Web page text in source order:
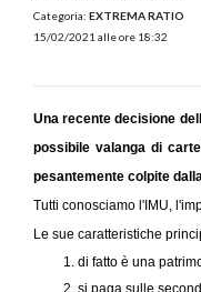
Categoria: EXTREMA RATIO
15/02/2021 alle ore 18:32
Una recente decisione
possibile valanga di
pesantemente colpite
Tutti conosciamo l'IMU,
Le sue caratteristiche
di fatto è una